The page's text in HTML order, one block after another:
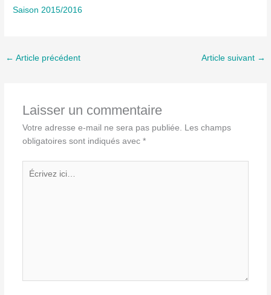
Saison 2015/2016
← Article précédent Article suivant →
Laisser un commentaire
Votre adresse e-mail ne sera pas publiée. Les champs
obligatoires sont indiqués avec *
ici…